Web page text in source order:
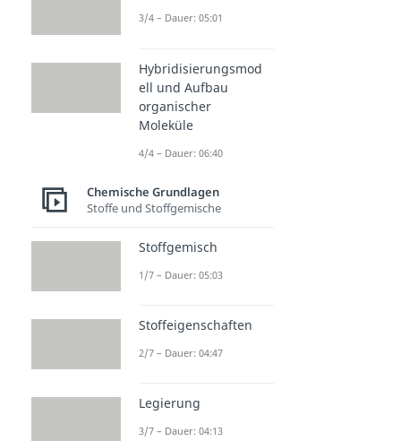
3/4 – Dauer: 05:01
Hybridisierungsmod
ell und Aufbau
organischer
Moleküle
4/4 – Dauer: 06:40
Chemische Grundlagen
Stoffe und Stoffgemische
Stoffgemisch
1/7 – Dauer: 05:03
Stoffeigenschaften
2/7 – Dauer: 04:47
Legierung
3/7 – Dauer: 04:13